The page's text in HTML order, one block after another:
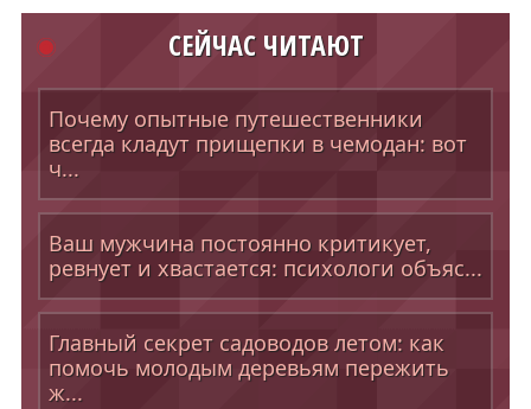
СЕЙЧАС ЧИТАЮТ
Почему опытные путешественники
всегда кладут прищепки в чемодан: вот
ч...
Ваш мужчина постоянно критикует,
ревнует и хвастается: психологи объяс...
Главный секрет садоводов летом: как
помочь молодым деревьям пережить
ж...